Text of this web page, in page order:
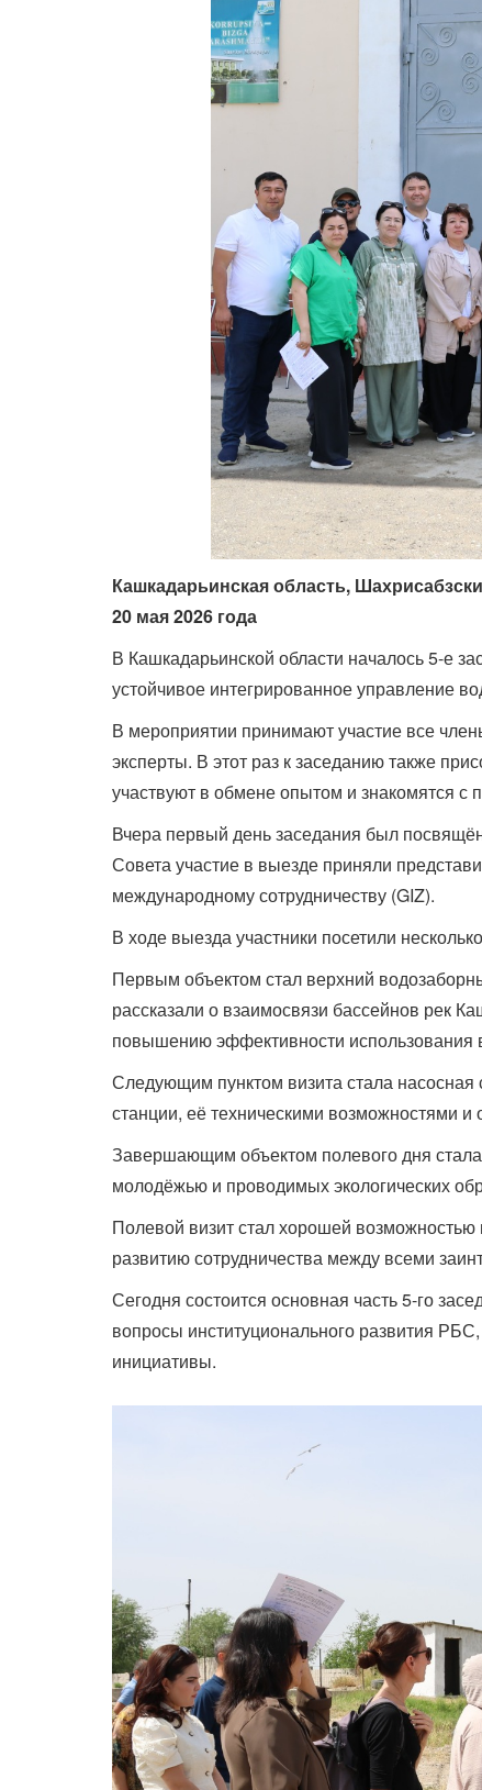
Кашкадарьинская область,
20 мая 2026 года
В Кашкадарьинской области началось 5-е
устойчивое интегрированное управление
В мероприятии принимают участие все
эксперты. В этот раз к заседанию также
участвуют в обмене опытом и знакомятся с
Вчера первый день заседания был
Совета участие в выезде приняли
международному сотрудничеству (GIZ).
В ходе выезда участники посетили
Первым объектом стал верхний
рассказали о взаимосвязи бассейнов рек
повышению эффективности использования
Следующим пунктом визита стала
станции, её техническими возможностями
Завершающим объектом полевого дня
молодёжью и проводимых экологических
Полевой визит стал хорошей возможностью
развитию сотрудничества между всеми
Сегодня состоится основная часть 5-го
вопросы институционального развития
инициативы.